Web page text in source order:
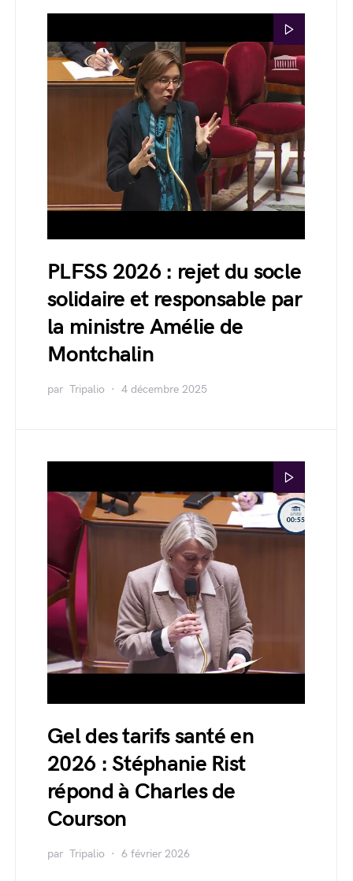
PLFSS 2026 : rejet du socle
solidaire et responsable par
la ministre Amélie de
Montchalin
par Tripalio 4 décembre 2025
Gel des tarifs santé en
2026 : Stéphanie Rist
répond à Charles de
Courson
par Tripalio 6 février 2026